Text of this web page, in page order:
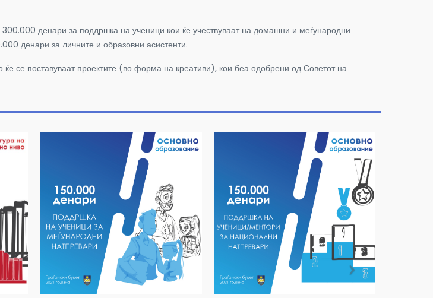
денари за поддршка на ученици кои ќе учествуваат на домашни и меѓународни
денари за личните и образовни асистенти.
ќе се поставуваат проектите (во форма на креативи), кои беа одобрени од Советот на